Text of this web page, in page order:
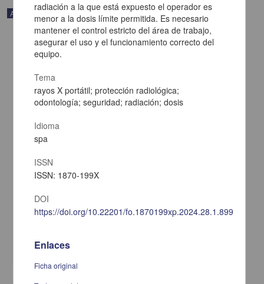
Artículo
artificial generativa en la formación médica
Sánchez Mendiola, Melchor - Facultad de Medicina, UNAM
2025-01-05
radiación a la que está expuesto el operador es
menor a la dosis límite permitida. Es necesario
mantener el control estricto del área de trabajo,
asegurar el uso y el funcionamiento correcto del
equipo.
Tema
rayos X portátil; protección radiológica;
odontología; seguridad; radiación; dosis
Idioma
spa
ISSN
ISSN: 1870-199X
DOI
https://doi.org/10.22201/fo.1870199xp.2024.28.1.89973
Enlaces
Ficha original